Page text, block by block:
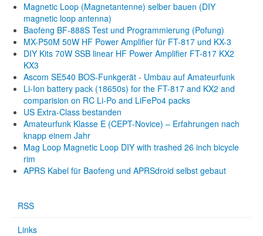
Magnetic Loop (Magnetantenne) selber bauen (DIY
magnetic loop antenna)
Baofeng BF-888S Test und Programmierung (Pofung)
MX-P50M 50W HF Power Amplifier für FT-817 und KX-3
DIY Kits 70W SSB linear HF Power Amplifier FT-817 KX2
KX3
Ascom SE540 BOS-Funkgerät - Umbau auf Amateurfunk
Li-Ion battery pack (18650s) for the FT-817 and KX2 and
comparision on RC Li-Po and LiFePo4 packs
US Extra-Class bestanden
Amateurfunk Klasse E (CEPT-Novice) – Erfahrungen nach
knapp einem Jahr
Mag Loop Magnetic Loop DIY with trashed 26 inch bicycle
rim
APRS Kabel für Baofeng und APRSdroid selbst gebaut
RSS
Links